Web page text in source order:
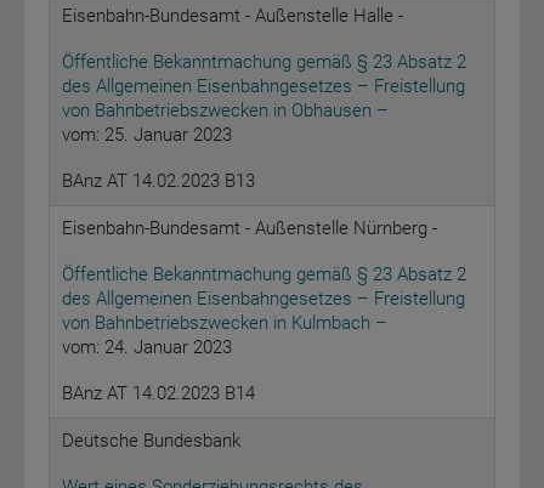
Eisenbahn-Bundesamt - Außenstelle Halle -
Öffentliche Bekanntmachung gemäß § 23 Absatz 2
des Allgemeinen Eisenbahngesetzes – Freistellung
von Bahnbetriebszwecken in Obhausen –
vom: 25. Januar 2023
BAnz AT 14.02.2023 B13
Eisenbahn-Bundesamt - Außenstelle Nürnberg -
Öffentliche Bekanntmachung gemäß § 23 Absatz 2
des Allgemeinen Eisenbahngesetzes – Freistellung
von Bahnbetriebszwecken in Kulmbach –
vom: 24. Januar 2023
BAnz AT 14.02.2023 B14
Deutsche Bundesbank